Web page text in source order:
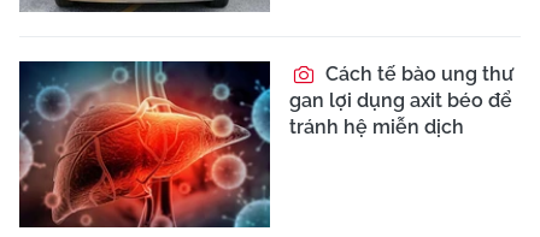
Cách tế bào ung thư
gan lợi dụng axit béo để
tránh hệ miễn dịch